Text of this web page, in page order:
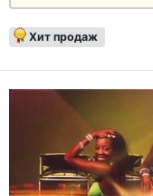
Хит продаж